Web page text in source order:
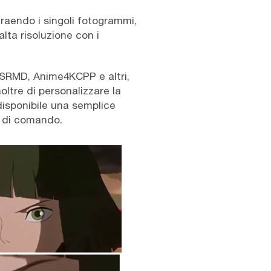
i singoli fotogrammi,
risoluzione con i
Anime4KCPP e altri,
di personalizzare la
una semplice
comando.